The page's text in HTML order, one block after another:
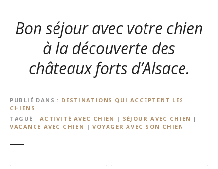
Bon séjour avec votre chien
à la découverte des
châteaux forts d’Alsace.
PUBLIÉ DANS
DESTINATIONS QUI ACCEPTENT LES
CHIENS
TAGUÉ
ACTIVITÉ AVEC CHIEN | SÉJOUR AVEC CHIEN |
VACANCE AVEC CHIEN | VOYAGER AVEC SON CHIEN